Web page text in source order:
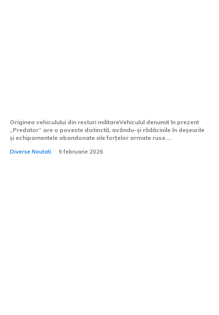
Originea vehiculului din resturi militareVehiculul denumit în prezent
„Predator” are o poveste distinctă, avându-și rădăcinile în deșeurile
și echipamentele abandonate ale forțelor armate ruse....
Diverse Noutati 9 februarie 2026